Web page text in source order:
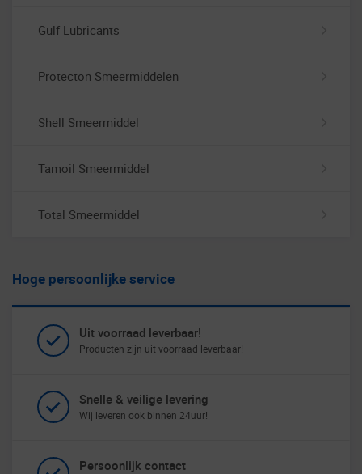
Gulf Lubricants
Protecton Smeermiddelen
Shell Smeermiddel
Tamoil Smeermiddel
Total Smeermiddel
Hoge persoonlijke service
Uit voorraad leverbaar!
Producten zijn uit voorraad leverbaar!
Snelle & veilige levering
Wij leveren ook binnen 24uur!
Persoonlijk contact